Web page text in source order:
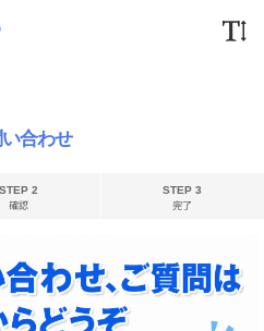
合わせ
STEP 2
確認
STEP 3
完了